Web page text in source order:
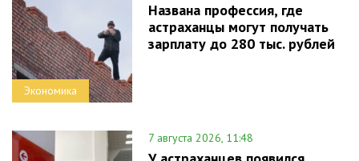
Экономика
Названа профессия, где
астраханцы могут получать
зарплату до 280 тыс. рублей
7 августа 2026, 11:48